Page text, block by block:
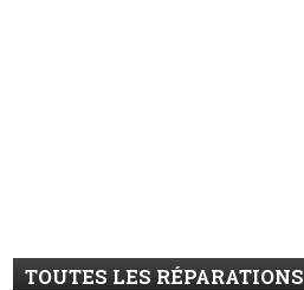
TOUTES LES RÉPARATIONS